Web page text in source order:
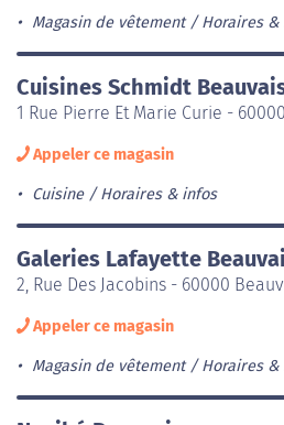
Magasin de vêtement Horaires &
Cuisines Schmidt
1 Rue Pierre Et Marie Curie -
Appeler ce magasin
Cuisine Horaires & infos
Galeries Lafayette
2, Rue Des Jacobins - 60000
Appeler ce magasin
Magasin de vêtement Horaires &